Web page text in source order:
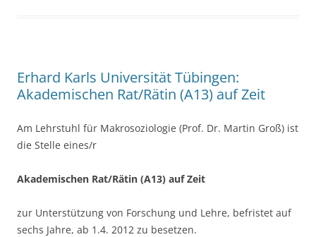
k
Erhard Karls Universität Tübingen:
Akademischen Rat/Rätin (A13) auf Zeit
Am Lehrstuhl für Makrosoziologie (Prof. Dr. Martin Groß) ist
die Stelle eines/r
Akademischen Rat/Rätin (A13) auf Zeit
zur Unterstützung von Forschung und Lehre, befristet auf
sechs Jahre, ab 1.4. 2012 zu besetzen.